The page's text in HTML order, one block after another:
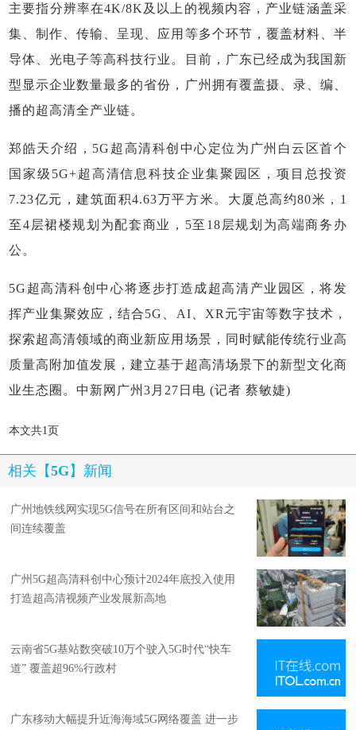
主要指分辨率在4K/8K及以上的视频内容，产业链涵盖采
集、制作、传输、呈现、应用等多个环节，覆盖材料、半
导体、光电子等高科技行业。目前，广东已经成为我国新
型显示企业数量最多的省份，广州拥有覆盖摄、录、编、
播的超高清全产业链。
郑皓天介绍，5G超高清科创中心定位为广州白云区首个
国家级5G+超高清信息科技企业集聚园区，项目总投资
7.23亿元，建筑面积4.63万平方米。大厦总高约80米，1
至4层裙楼规划为配套商业，5至18层规划为高端商务办
公。
5G超高清科创中心将逐步打造成超高清产业园区，将发
挥产业集聚效应，结合5G、AI、XR元宇宙等数字技术，
探索超高清领域的商业新应用场景，同时赋能传统行业高
质量高附加值发展，建立基于超高清场景下的新型文化商
业生态圈。 中新网广州3月27日电 (记者 蔡敏婕)
本文共1页
相关【5G】新闻
广州地铁线网实现5G信号在所有区间和站台之
间连续覆盖
广州5G超高清科创中心预计2024年底投入使用
打造超高清视频产业发展新高地
云南省5G基站数突破10万个驶入5G时代“快车
道” 覆盖超96%行政村
广东移动大幅提升近海海域5G网络覆盖 进一步